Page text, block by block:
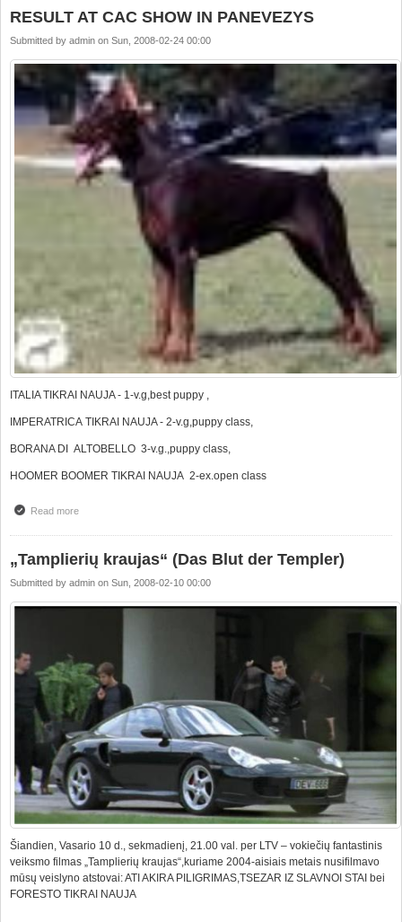
RESULT AT CAC SHOW IN PANEVEZYS
Submitted by admin on Sun, 2008-02-24 00:00
ITALIA TIKRAI NAUJA - 1-v.g,best puppy ,
IMPERATRICA TIKRAI NAUJA - 2-v.g,puppy class,
BORANA DI ALTOBELLO 3-v.g.,puppy class,
HOOMER BOOMER TIKRAI NAUJA 2-ex.open class
Read moreabout RESULT AT CAC SHOW IN PANEVEZYS
„Tamplierių kraujas“ (Das Blut der Templer)
Submitted by admin on Sun, 2008-02-10 00:00
Šiandien, Vasario 10 d., sekmadienį, 21.00 val. per LTV – vokiečių fantastinis
veiksmo filmas „Tamplierių kraujas“,kuriame 2004-aisiais metais nusifilmavo
mūsų veislyno atstovai: ATI AKIRA PILIGRIMAS,TSEZAR IZ SLAVNOI STAI bei
FORESTO TIKRAI NAUJA